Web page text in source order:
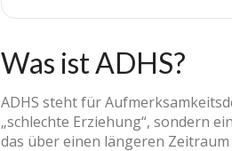
Was ist ADHS?
ADHS steht für
„schlechte Erziehung“, sondern
das über einen längeren